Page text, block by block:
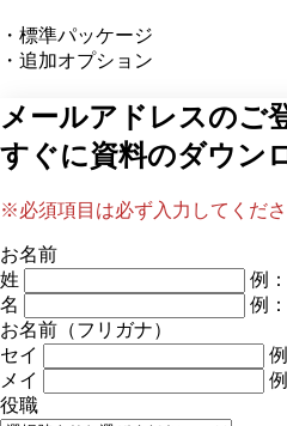
・標準パッケージ
・追加オプション
メールアドレスのご
すぐに資料のダウン
※必須項目は必ず入力してくだ
お名前
姓
例
名
例
お名前（フリガナ）
セイ
メイ
役職